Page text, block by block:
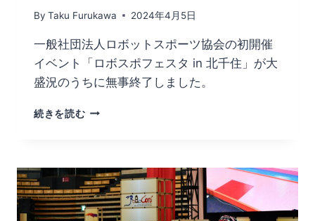
By Taku Furukawa 2024年4月5日
一般社団法人ロボットスポーツ協会の初開催
イベント「ロボスポフェスタ in 北千住」が大
盛況のうちに無事終了しました。
続きを読む